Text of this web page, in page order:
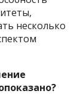
несколько